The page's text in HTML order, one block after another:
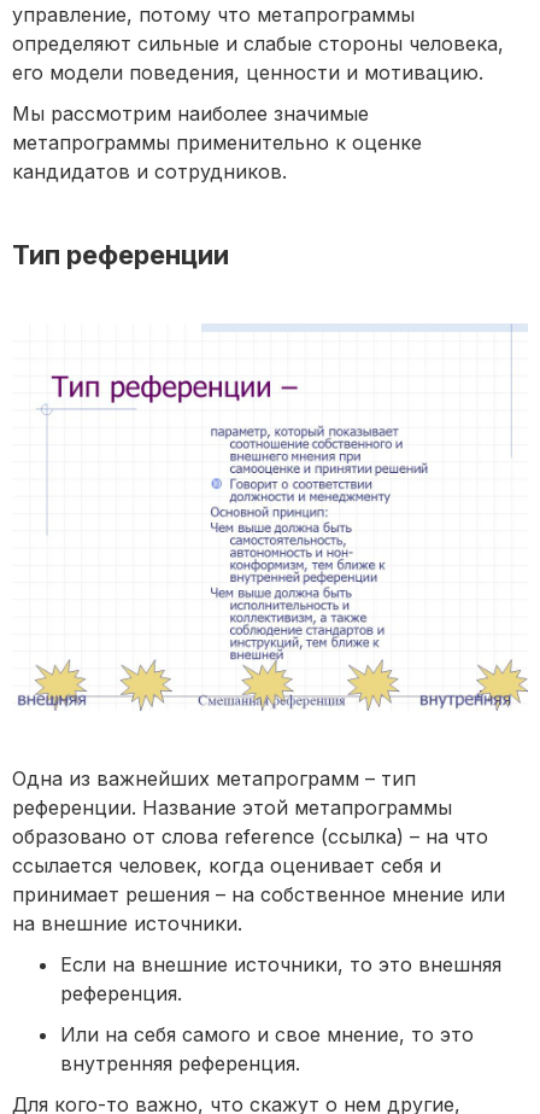
управление, потому что метапрограммы
определяют сильные и слабые стороны человека,
его модели поведения, ценности и мотивацию.
Мы рассмотрим наиболее значимые
метапрограммы применительно к оценке
кандидатов и сотрудников.
Тип референции
Одна из важнейших метапрограмм – тип
референции. Название этой метапрограммы
образовано от слова reference (ссылка) – на что
ссылается человек, когда оценивает себя и
принимает решения – на собственное мнение или
на внешние источники.
Если на внешние источники, то это внешняя
референция.
Или на себя самого и свое мнение, то это
внутренняя референция.
Для кого-то важно, что скажут о нем другие,